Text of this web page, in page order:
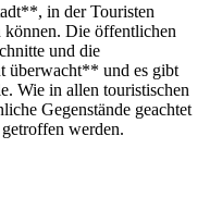
in der Touristen
Die öffentlichen
und die
überwacht** und es gibt
Wie in allen touristischen
Gegenstände geachtet
werden.